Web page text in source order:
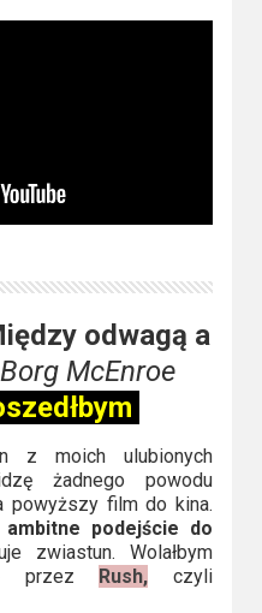
odwagą a
Borg McEnroe
z moich ulubionych
żadnego powodu
powyższy film do kina.
ambitne podejście do
zwiastun. Wolałbym
przez Rush, czyli